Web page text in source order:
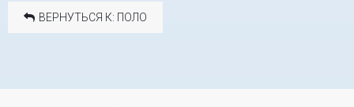
ВЕРНУТЬСЯ К: ПОЛО